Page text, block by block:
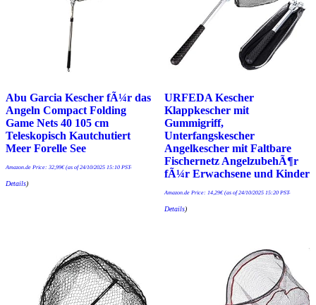
Abu Garcia Kescher fÃ¼r das
Angeln Compact Folding
Game Nets 40 105 cm
Teleskopisch Kautchutiert
Meer Forelle See
Amazon.de Price: 32,99€(as of 24/10/2025 15:10 PST-
Details)
URFEDA Kescher
Klappkescher mit
Gummigriff,
Unterfangskescher
Angelkescher mit Faltbare
Fischernetz AngelzubehÃ¶r
fÃ¼r Erwachsene und Kinder
Amazon.de Price: 14,29€(as of 24/10/2025 15:20 PST-
Details)